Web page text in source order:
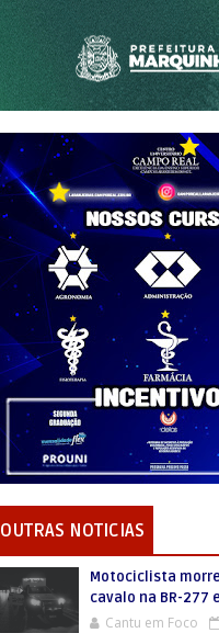
OUTRAS NOTICIAS
Motociclista
cavalo na BR-277
Cantu em Foco